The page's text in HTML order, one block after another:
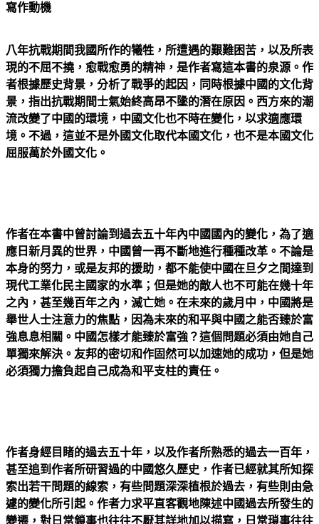
寫作動機
八年抗戰期間我國所作的犧牲，所遭遇的艱難困苦，以及所表
現的不屈不撓，愈戰愈勇的精神，是作者寫這本書的泉源。作
者根據歷史背景，分析了戰爭的起因，同時根據中國的文化背
景，指出抗戰期間士氣始終高昂不墬的潛在原因。西方來的潮
流改變了中國的環境，中國文化也不時在變化，以求適應環
境。不過，這並不是外國文化取代本國文化，也不是本國文化
屈服萬於外國文化。
作者在本書中曾討論到過去五十年內中國國內的變化，為了適
應日新月異的世界，中國曾一再不斷地進行種種改革。不論是
本身的努力，或是友邦的援助，都不能使中國在旦夕之間達到
現代工業化民主國家的水準；但是她的敵人也不可能在幾十年
之內，甚至幾百年之內，滅亡她。在未來的歲月中，中國將是
舉世人士注意力的焦點，因為未來的和平與中國之能否臻於富
強息息相關。中國怎樣才能臻於富強？這個問題必須由她自己
單獨來解決。友邦的密切和作固然可以加速她的成功，但是她
必須獨力擔負起自己成為和平支柱的責任。
作者身經目睹的過去五十年，以及作者所熟悉的過去一百年，
甚至追到作者所研習過的中國悠久歷史，作者已經就其所知探
索出若干問題的線索，有些問題深深植根於過去，有些則由急
遽的變化所引起。作者力求平直客觀地陳述中國過去所發生的
變遷，對日常鎖事也往往不厭其詳地加以描寫，日常瑣事往往